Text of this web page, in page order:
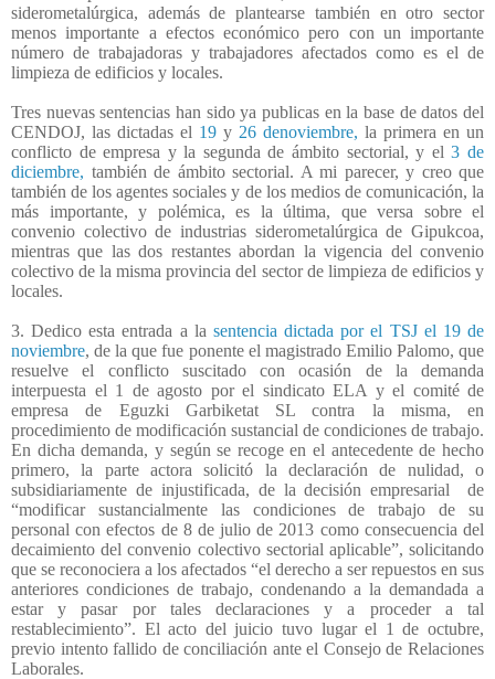
siderometalúrgica, además de plantearse también en otro sector
menos importante a efectos económico pero con un importante
número de trabajadoras y trabajadores afectados como es el de
limpieza de edificios y locales.
Tres nuevas sentencias han sido ya publicas en la base de datos del
CENDOJ, las dictadas el 19 y 26 denoviembre, la primera en un
conflicto de empresa y la segunda de ámbito sectorial, y el 3 de
diciembre, también de ámbito sectorial. A mi parecer, y creo que
también de los agentes sociales y de los medios de comunicación, la
más importante, y polémica, es la última, que versa sobre el
convenio colectivo de industrias siderometalúrgica de Gipukcoa,
mientras que las dos restantes abordan la vigencia del convenio
colectivo de la misma provincia del sector de limpieza de edificios y
locales.
3. Dedico esta entrada a la sentencia dictada por el TSJ el 19 de
noviembre, de la que fue ponente el magistrado Emilio Palomo, que
resuelve el conflicto suscitado con ocasión de la demanda
interpuesta el 1 de agosto por el sindicato ELA y el comité de
empresa de Eguzki Garbiketat SL contra la misma, en
procedimiento de modificación sustancial de condiciones de trabajo.
En dicha demanda, y según se recoge en el antecedente de hecho
primero, la parte actora solicitó la declaración de nulidad, o
subsidiariamente de injustificada, de la decisión empresarial
de
“modificar sustancialmente las condiciones de trabajo de su
personal con efectos de 8 de julio de 2013 como consecuencia del
decaimiento del convenio colectivo sectorial aplicable”, solicitando
que se reconociera a los afectados “el derecho a ser repuestos en sus
anteriores condiciones de trabajo, condenando a la demandada a
estar y pasar por tales declaraciones y a proceder a tal
restablecimiento”. El acto del juicio tuvo lugar el 1 de octubre,
previo intento fallido de conciliación ante el Consejo de Relaciones
Laborales.